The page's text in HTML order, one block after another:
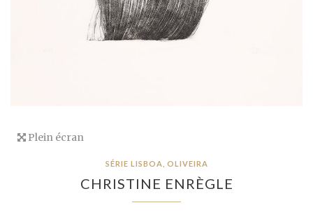
Plein écran
SÉRIE LISBOA, OLIVEIRA
CHRISTINE ENRÈGLE